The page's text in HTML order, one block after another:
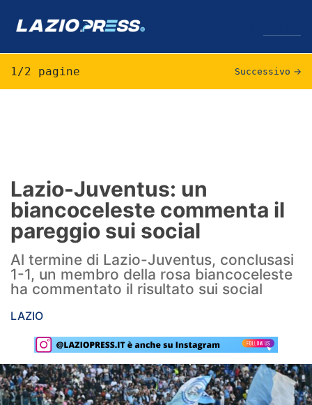
Formello
Infortuni
Primavera
Calciomercato
Social
Calcio
1/2 pagine Successivo →
Lazio-Juventus: un
biancoceleste commenta il
pareggio sui social
Al termine di Lazio-Juventus, conclusasi
1-1, un membro della rosa biancoceleste
ha commentato il risultato sui social
LAZIO